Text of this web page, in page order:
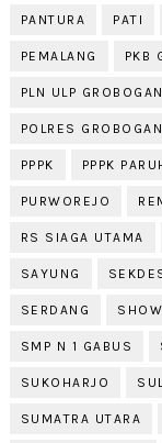
PANTURA PATI
PEMALANG PKB
PLN ULP GROBOGAN
POLRES GROBOGAN
PPPK PPPK
PURWOREJO
RS SIAGA UTAMA
SAYUNG
SERDANG
SMP N 1 GABUS
SUKOHARJO
SUMATRA UTARA